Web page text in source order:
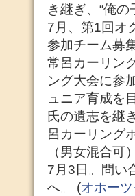
き継ぎ、“俺
7月、第1回オ
参加チーム募
常呂カーリン
ング大会に参
ュニア育成を
氏の遺志を継
呂カーリング
（男女混合
7月3日。問い
へ。 (オホー